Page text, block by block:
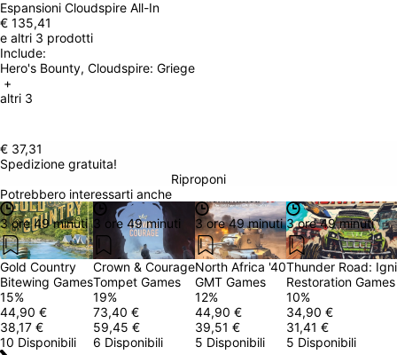
Espansioni Cloudspire All-In
€ 135,41
e altri 3 prodotti
Include:
Hero's Bounty, Cloudspire: Griege
+
altri 3
€ 37,31
Spedizione gratuita!
Riproponi
Potrebbero interessarti anche
3 ore 49 minuti
Gold Country
Bitewing Games
15%
44,90 €
38,17 €
10 Disponibili
3 ore 49 minuti
Crown & Courage
Tompet Games
19%
73,40 €
59,45 €
6 Disponibili
3 ore 49 minuti
North Africa '40
GMT Games
12%
44,90 €
39,51 €
5 Disponibili
3 ore 49 minuti
Thunder Road:
Restoration Games
10%
34,90 €
31,41 €
5 Disponibili